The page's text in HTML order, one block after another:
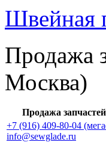
Швейная
Продажа
Москва)
Продажа
+7 (916) 409-80-04
info@sewglade.ru